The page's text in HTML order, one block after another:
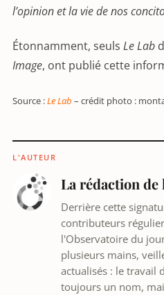
l’opinion et la vie de nos
Étonnamment, seuls Le Lab
Image, ont publié cette
Source :Le Lab – crédit photo :
L'AUTEUR
La rédaction de
Derrière cette
contributeurs
l'Observatoire du
plusieurs mains,
actualisés : le travail
toujours un nom,